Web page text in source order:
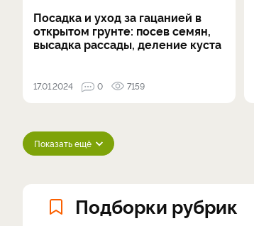
Посадка и уход за гацанией в
открытом грунте: посев семян,
высадка рассады, деление куста
17.01.2024 0 7159
Показать ещё
Подборки рубрик